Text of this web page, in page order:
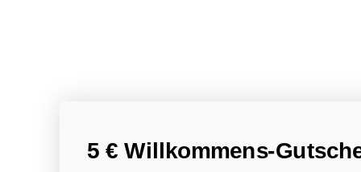
5 € Willkommens-